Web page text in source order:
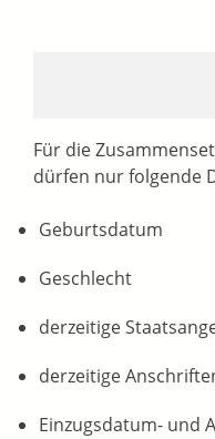
Für die
dürfen nur folgende
Geburtsdatum
Geschlecht
derzeitige
derzeitige
Einzugsdatum- und